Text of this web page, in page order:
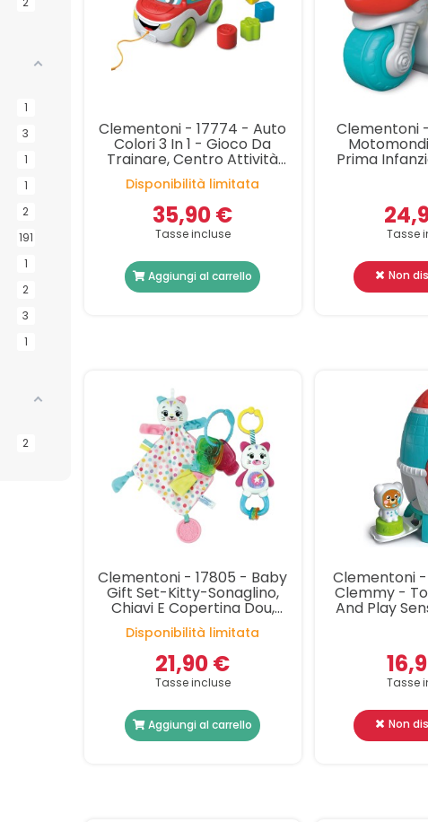
1
3
1
1
2
191
1
2
3
1
2
Clementoni - 17774 - Auto
Colori 3 In 1 - Gioco Da
Trainare, Centro Attività
Educativo Parlante Ed
Inserimento Forme
Disponibilità limitata
35,90 €
Tasse incluse
Aggiungi al carrello
Clementoni
Prima
Tasse
Non
Clementoni - 17805 - Baby
Gift Set-Kitty-Sonaglino,
Chiavi E Copertina Dou,
Regalo Per Nascita, Gioco
Neonato 0 Mesi
Disponibilità limitata
21,90 €
Tasse incluse
Aggiungi al carrello
Clementoni
Clemmy -
And Play
Razzo
Tasse
Non